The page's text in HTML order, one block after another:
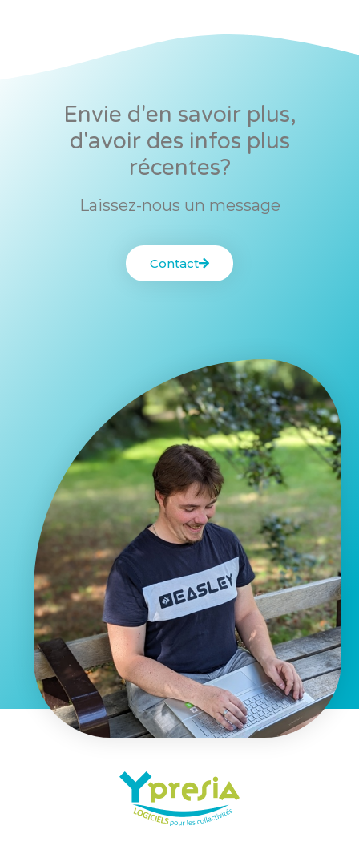
Envie d'en savoir plus,
d'avoir des infos plus
récentes?
Laissez-nous un message
Contact